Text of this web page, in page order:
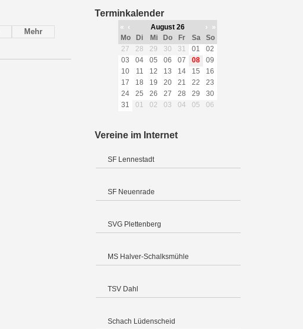
Mehr
Terminkalender
« ‹ August 26 ›
»
Mo
Di Mi Do Fr Sa
So
27
28 29 30 31 01
02
03
04 05 06 07 08
09
10
11 12 13 14 15
16
17
18 19 20 21 22
23
24
25 26 27 28 29
30
31
01 02 03 04 05 06
Vereine im Internet
SF Lennestadt
SF Neuenrade
SVG Plettenberg
MS Halver-Schalksmühle
TSV Dahl
Schach Lüdenscheid